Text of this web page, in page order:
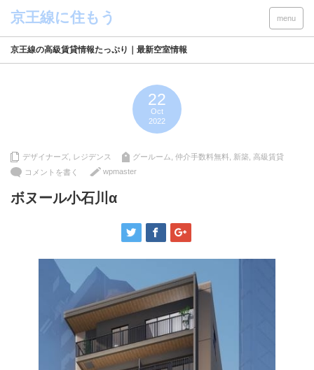
menu
京王線の高級賃貸情報たっぷり｜最新空室情報
22
Oct
2022
デザイナーズ レジデンス グールーム 仲介手数料無料 新築 高級賃貸
コメントを書く
wpmaster
ボヌール小石川α